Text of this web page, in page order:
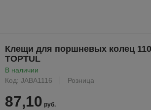
Клещи для поршневых колец
TOPTUL
В наличии
Код: JABA1116
Розница
87,10 руб.